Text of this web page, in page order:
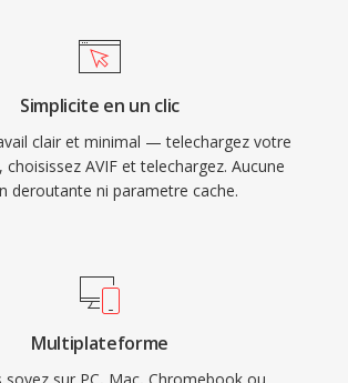
Simplicite en un clic
clair et minimal — telechargez votre
choisissez AVIF et telechargez. Aucune
deroutante ni parametre cache.
Multiplateforme